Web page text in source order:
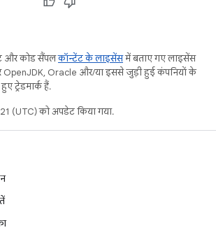
और कोड सैंपलकॉन्टेंट के लाइसेंसमें बताए गए लाइसेंस
OpenJDK, Oracle और/या इससे जुड़ी हुई कंपनियों के
ट्रेडमार्क हैं.
(UTC) को अपडेट किया गया.